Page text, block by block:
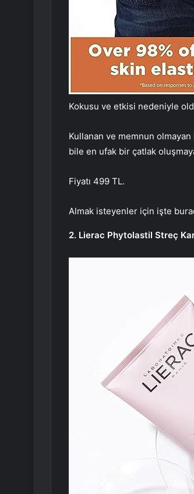
Kokusu ve etkisi nedeniyle
Kullanan ve memnun
bile en ufak bir çatlak
Fiyatı 499 TL.
Almak isteyenler için işte
2. Lierac Phytolastil Streç